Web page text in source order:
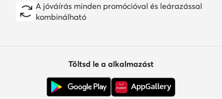
A jóváírás minden promócióval és leárazással
kombinálható
Töltsd le a alkalmazást